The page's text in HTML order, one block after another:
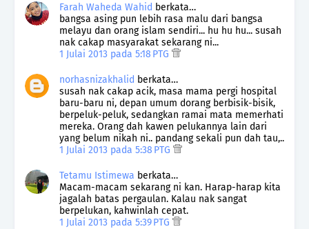
Farah Waheda Wahid berkata…
bangsa asing pun lebih rasa malu dari bangsa
melayu dan orang islam sendiri... hu hu hu... susah
nak cakap masyarakat sekarang ni...
1 Julai 2013 pada 5:18 PTG
norhasnizakhalid berkata…
susah nak cakap acik, masa mama pergi hospital
baru-baru ni, depan umum dorang berbisik-bisik,
berpeluk-peluk, sedangkan ramai mata memerhati
mereka. Orang dah kawen pelukannya lain dari
yang belum nikah ni.. pandang sekali pun dah tau,..
1 Julai 2013 pada 5:38 PTG
Tetamu Istimewa berkata…
Macam-macam sekarang ni kan. Harap-harap kita
jagalah batas pergaulan. Kalau nak sangat
berpelukan, kahwinlah cepat.
1 Julai 2013 pada 5:39 PTG